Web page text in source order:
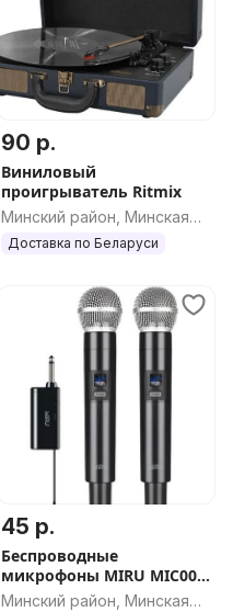
90 р.
Виниловый
проигрыватель Ritmix
Минский район, Минская
обл.
Доставка по Беларуси
45 р.
Беспроводные
микрофоны MIRU MIC001
НОВЫЕ
Минский район, Минская